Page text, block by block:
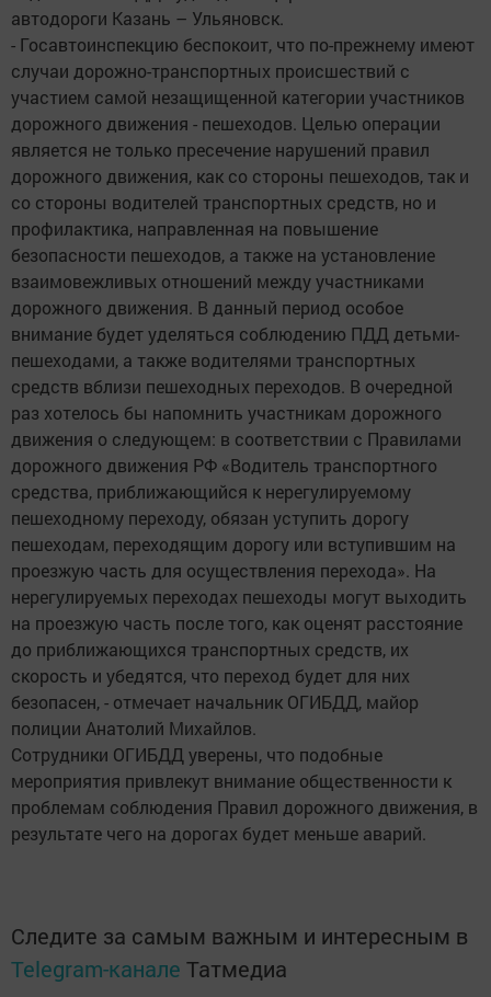
автодороги Казань – Ульяновск.
- Госавтоинспекцию беспокоит, что по-прежнему имеют
случаи дорожно-транспортных происшествий с
участием самой незащищенной категории участников
дорожного движения - пешеходов. Целью операции
является не только пресечение нарушений правил
дорожного движения, как со стороны пешеходов, так и
со стороны водителей транспортных средств, но и
профилактика, направленная на повышение
безопасности пешеходов, а также на установление
взаимовежливых отношений между участниками
дорожного движения. В данный период особое
внимание будет уделяться соблюдению ПДД детьми-
пешеходами, а также водителями транспортных
средств вблизи пешеходных переходов. В очередной
раз хотелось бы напомнить участникам дорожного
движения о следующем: в соответствии с Правилами
дорожного движения РФ «Водитель транспортного
средства, приближающийся к нерегулируемому
пешеходному переходу, обязан уступить дорогу
пешеходам, переходящим дорогу или вступившим на
проезжую часть для осуществления перехода». На
нерегулируемых переходах пешеходы могут выходить
на проезжую часть после того, как оценят расстояние
до приближающихся транспортных средств, их
скорость и убедятся, что переход будет для них
безопасен, - отмечает начальник ОГИБДД, майор
полиции Анатолий Михайлов.
Сотрудники ОГИБДД уверены, что подобные
мероприятия привлекут внимание общественности к
проблемам соблюдения Правил дорожного движения, в
результате чего на дорогах будет меньше аварий.
Следите за самым важным и интересным в
Telegram-канале Татмедиа